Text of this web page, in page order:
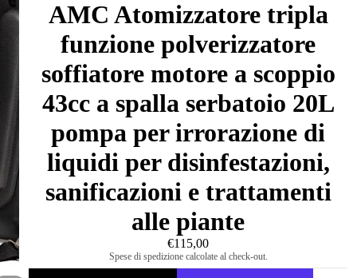
AMC Atomizzatore tripla
funzione polverizzatore
soffiatore motore a scoppio
43cc a spalla serbatoio 20L
pompa per irrorazione di
liquidi per disinfestazioni,
sanificazioni e trattamenti
alle piante
€115,00
Spese di spedizione calcolate al check-out.